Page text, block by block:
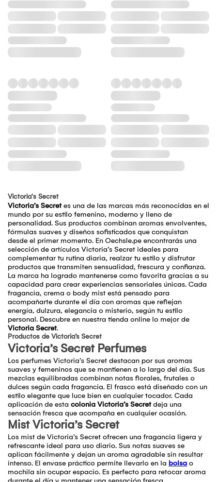
Victoria's Secret
Victoria’s Secretes una de las marcas más reconocidas en el
mundo por su estilo femenino, moderno y lleno de
personalidad. Sus productos combinan aromas envolventes,
fórmulas suaves y diseños sofisticados que conquistan
desde el primer momento. En Oechsle.pe encontrarás una
selección de artículos Victoria’s Secret ideales para
complementar tu rutina diaria, realzar tu estilo y disfrutar
productos que transmiten sensualidad, frescura y confianza.
La marca ha logrado mantenerse como favorita gracias a su
capacidad para crear experiencias sensoriales únicas. Cada
fragancia, crema o body mist está pensado para
acompañarte durante el día con aromas que reflejan
energía, dulzura, elegancia o misterio, según tu estilo
personal. Descubre en nuestra tienda online lo mejor de
Victoria Secret.
Productos de Victoria’s Secret
Victoria’s Secret Perfumes
Los perfumes Victoria’s Secret destacan por sus aromas
suaves y femeninos que se mantienen a lo largo del día. Sus
mezclas equilibradas combinan notas florales, frutales o
dulces según cada fragancia. El frasco está diseñado con un
estilo elegante que luce bien en cualquier tocador. Cada
aplicación de esta colonia Victoria’s Secretdeja una
sensación fresca que acompaña en cualquier ocasión.
Mist Victoria’s Secret
Los mist de Victoria’s Secret ofrecen una fragancia ligera y
refrescante ideal para uso diario. Sus notas suaves se
aplican fácilmente y dejan un aroma agradable sin resultar
intenso. El envase práctico permite llevarlo en la bolsa o
mochila sin ocupar espacio. Es perfecto para retocar aroma